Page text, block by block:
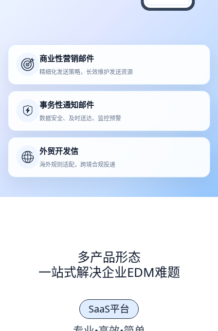
商业性营销邮件
精细化发送策略，长效维护发送资源
事务性通知邮件
数据安全、及时送达、监控预警
外贸开发信
海外规则适配，跨境合规投递
多产品形态
一站式解决企业EDM难题
SaaS平台